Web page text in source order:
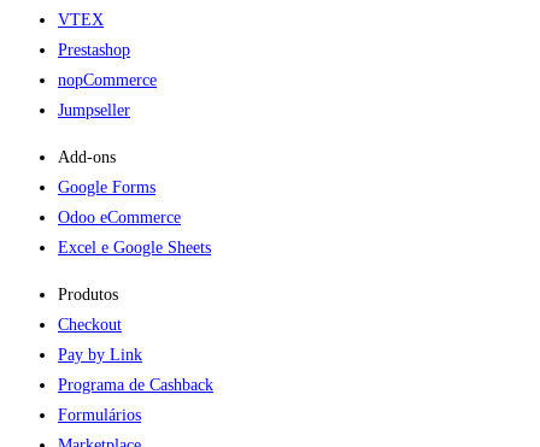
VTEX
Prestashop
nopCommerce
Jumpseller
Add-ons​
Google Forms
Odoo eCommerce
Excel e Google Sheets
Produtos
Checkout
Pay by Link
Programa de Cashback
Formulários